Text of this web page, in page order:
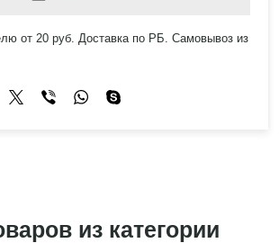
от 20 руб. Доставка по РБ. Самовывоз из
из категории